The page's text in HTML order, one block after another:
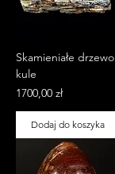
Skamieniałe drzewo
kule
Cena
1700,00 zł
Dodaj do koszyka